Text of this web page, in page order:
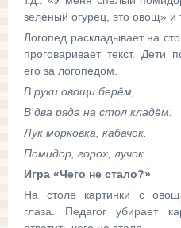
зелёный огурец, это овощ» и
Логопед раскладывает на
проговаривает текст. Дети
его за логопедом.
В руки овощи берём,
В два ряда на стол кладём:
Лук морковка, кабачок.
Помидор, горох, лучок.
Игра «Чего не стало?»
На столе картинки с
глаза. Педагог убирает